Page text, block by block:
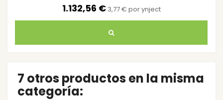
1.132,56 € 3,77 € por ynject
7 otros productos en la misma
categoría: